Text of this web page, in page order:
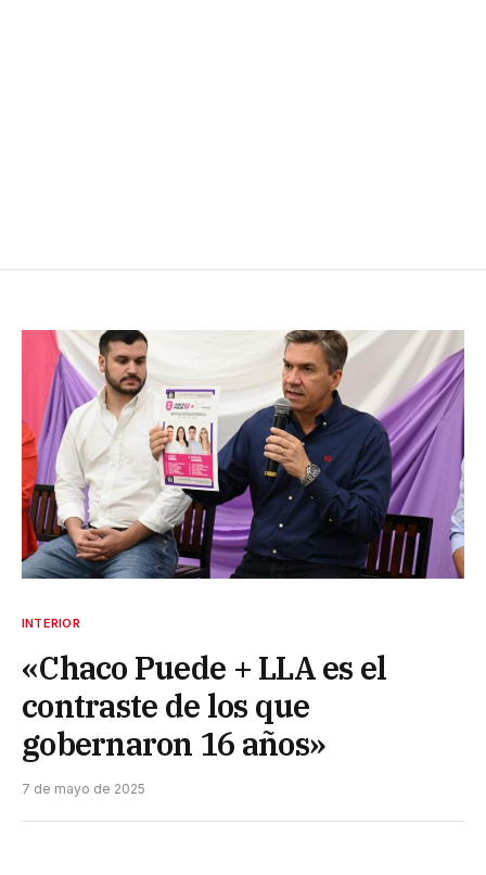
INTERIOR
«Chaco Puede + LLA es el
contraste de los que
gobernaron 16 años»
7 de mayo de 2025